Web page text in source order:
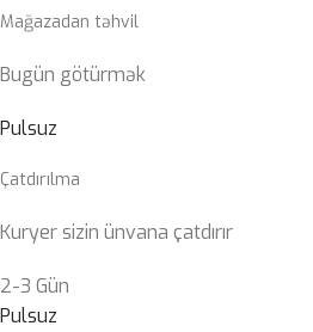
Mağazadan təhvil
Bugün götürmək
Pulsuz
Çatdırılma
Kuryer sizin ünvana çatdırır
2-3 Gün
Pulsuz